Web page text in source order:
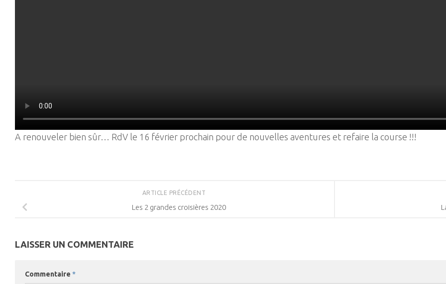
A renouveler bien sûr… RdV le 16 février prochain pour de nouvelles aventures et refaire la course !!!
ARTICLE PRÉCÉDENT
Les 2 grandes croisières 2020
LAISSER UN COMMENTAIRE
Commentaire *